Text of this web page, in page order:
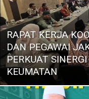
RAPAT KERJA
DAN PEGAWAI
PERKUAT
KEUMATAN